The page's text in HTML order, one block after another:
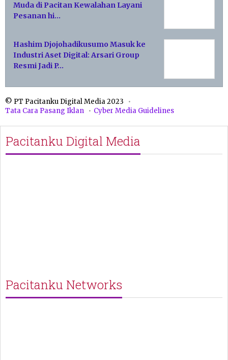
Muda di Pacitan Kewalahan Layani
Pesanan hi…
Hashim Djojohadikusumo Masuk ke
Industri Aset Digital: Arsari Group
Resmi Jadi P…
© PT Pacitanku Digital Media 2023
Tata Cara Pasang Iklan
Cyber Media Guidelines
Pacitanku Digital Media
Pacitanku Networks